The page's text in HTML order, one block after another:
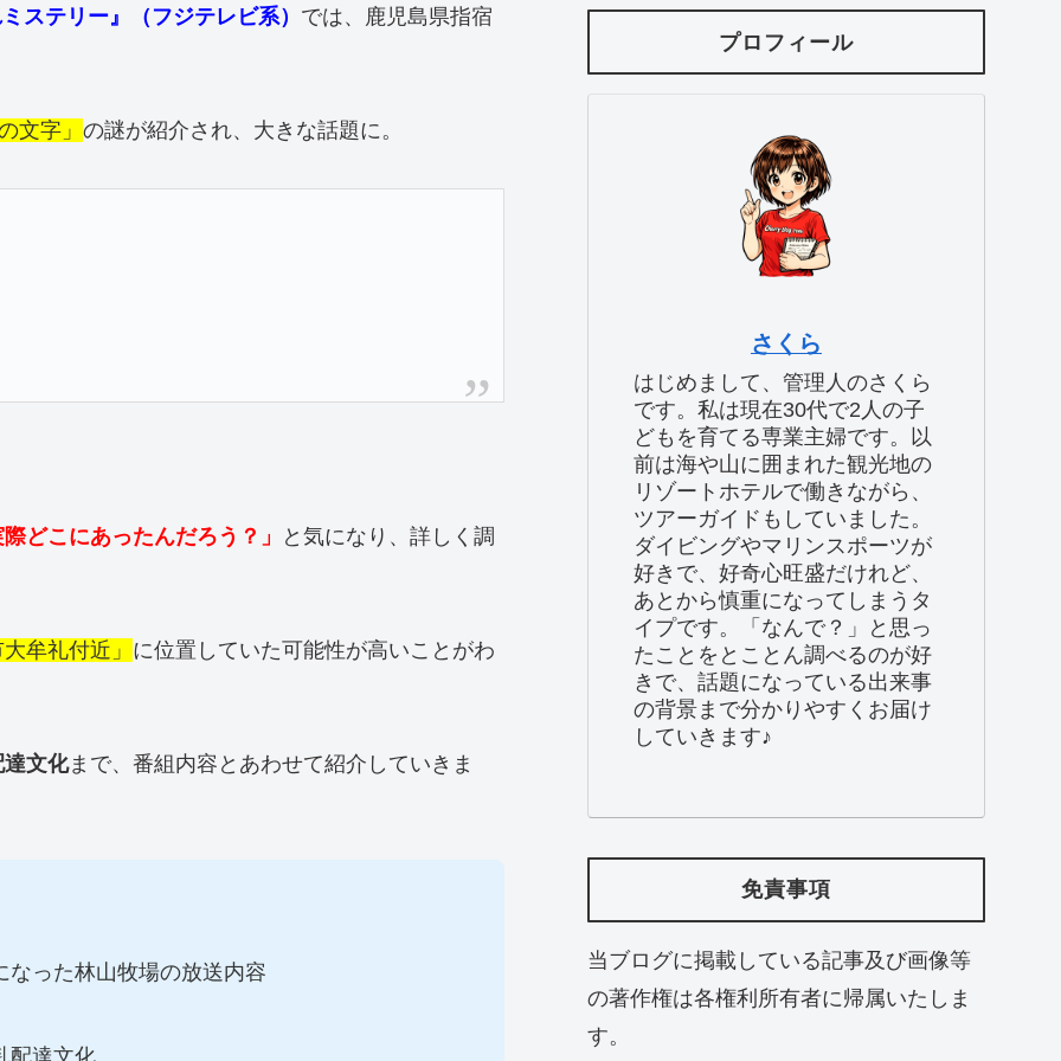
ステリー』（フジテレビ系） では、鹿児島県指宿
文字」 の謎が紹介され、大きな話題に。
どこにあったんだろう？」 と気になり、詳しく調
牟礼付近」 に位置していた可能性が高いことがわ
文化まで、番組内容とあわせて紹介していきま
った林山牧場の放送内容
プロフィール
さくら
はじめまして、管理人のさくら
です。私は現在30代で2人の子
どもを育てる専業主婦です。以
前は海や山に囲まれた観光地の
リゾートホテルで働きながら、
ツアーガイドもしていました。
ダイビングやマリンスポーツが
好きで、好奇心旺盛だけれど、
あとから慎重になってしまうタ
イプです。「なんで？」と思っ
たことをとことん調べるのが好
きで、話題になっている出来事
の背景まで分かりやすくお届け
していきます♪
免責事項
当ブログに掲載している記事及び画像等
の著作権は各権利所有者に帰属いたしま
す。